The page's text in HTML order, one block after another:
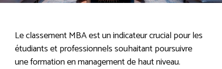
Le classement MBA est un indicateur crucial pour les
étudiants et professionnels souhaitant poursuivre
une formation en management de haut niveau.